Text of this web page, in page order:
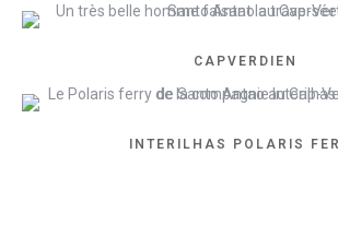
CAPVERDIEN
INTERILHAS POLARIS